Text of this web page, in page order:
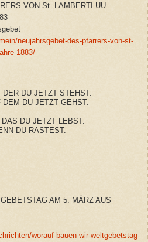
VON St. LAMBERTI UU
neujahrsgebet-des-pfarrers-von-st-
1883/
DU JETZT STEHST.
DU JETZT GEHST.
DU JETZT LEBST.
DU RASTEST.
AM 5. MÄRZ AUS
worauf-bauen-wir-weltgebetstag-